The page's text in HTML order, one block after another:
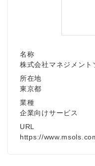
名称
株式会社マネジメント
所在地
東京都
業種
企業向けサービス
URL
https://